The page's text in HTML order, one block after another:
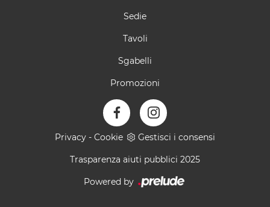
Sedie
Tavoli
Sgabelli
Promozioni
Privacy - Cookie Gestisci i consensi
Trasparenza aiuti pubblici 2025
Powered by